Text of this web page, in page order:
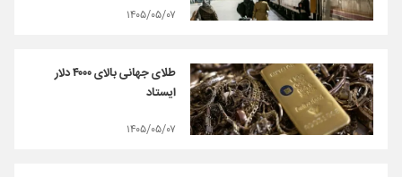
۱۴۰۵/۰۵/۰۷
طلای جهانی بالای ۴۰۰۰ دلار
ایستاد
۱۴۰۵/۰۵/۰۷